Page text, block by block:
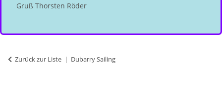
Gruß Thorsten Röder
Zurück zur Liste Dubarry Sailing